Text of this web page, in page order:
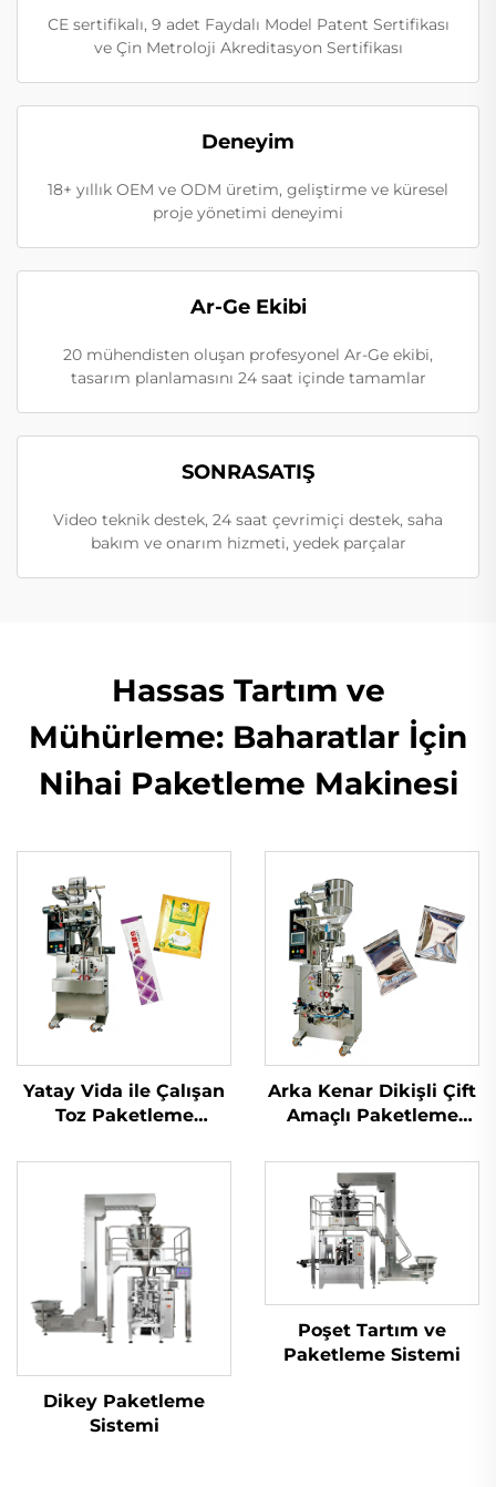
CE sertifikalı, 9 adet Faydalı Model Patent Sertifikası
ve Çin Metroloji Akreditasyon Sertifikası
Deneyim
18+ yıllık OEM ve ODM üretim, geliştirme ve küresel
proje yönetimi deneyimi
Ar-Ge Ekibi
20 mühendisten oluşan profesyonel Ar-Ge ekibi,
tasarım planlamasını 24 saat içinde tamamlar
SONRASATIŞ
Video teknik destek, 24 saat çevrimiçi destek, saha
bakım ve onarım hizmeti, yedek parçalar
Hassas Tartım ve
Mühürleme: Baharatlar İçin
Nihai Paketleme Makinesi
Yatay Vida ile Çalışan
Toz Paketleme
Arka Kenar Dikişli Çift
Amaçlı Paketleme
Dikey Paketleme
Sistemi
Poşet Tartım ve
Paketleme Sistemi